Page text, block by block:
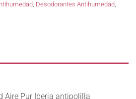
, Desodorantes Antihumedad,
Aire Pur Iberia antipolilla